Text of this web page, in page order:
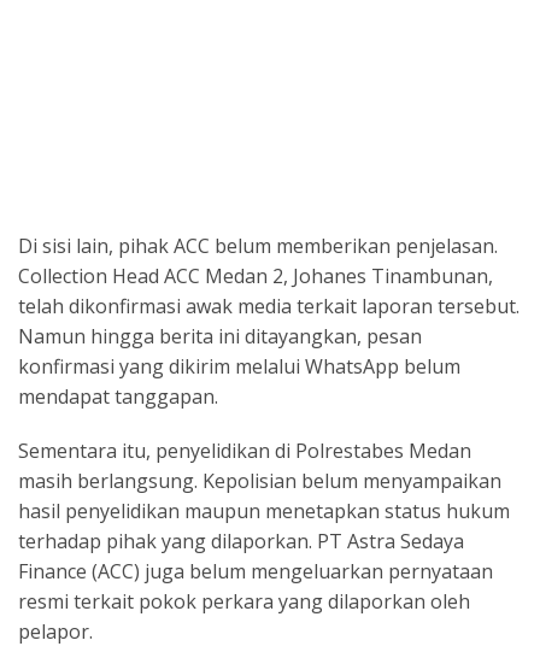
Di sisi lain, pihak ACC belum memberikan penjelasan.
Collection Head ACC Medan 2, Johanes Tinambunan,
telah dikonfirmasi awak media terkait laporan tersebut.
Namun hingga berita ini ditayangkan, pesan
konfirmasi yang dikirim melalui WhatsApp belum
mendapat tanggapan.
Sementara itu, penyelidikan di Polrestabes Medan
masih berlangsung. Kepolisian belum menyampaikan
hasil penyelidikan maupun menetapkan status hukum
terhadap pihak yang dilaporkan. PT Astra Sedaya
Finance (ACC) juga belum mengeluarkan pernyataan
resmi terkait pokok perkara yang dilaporkan oleh
pelapor.